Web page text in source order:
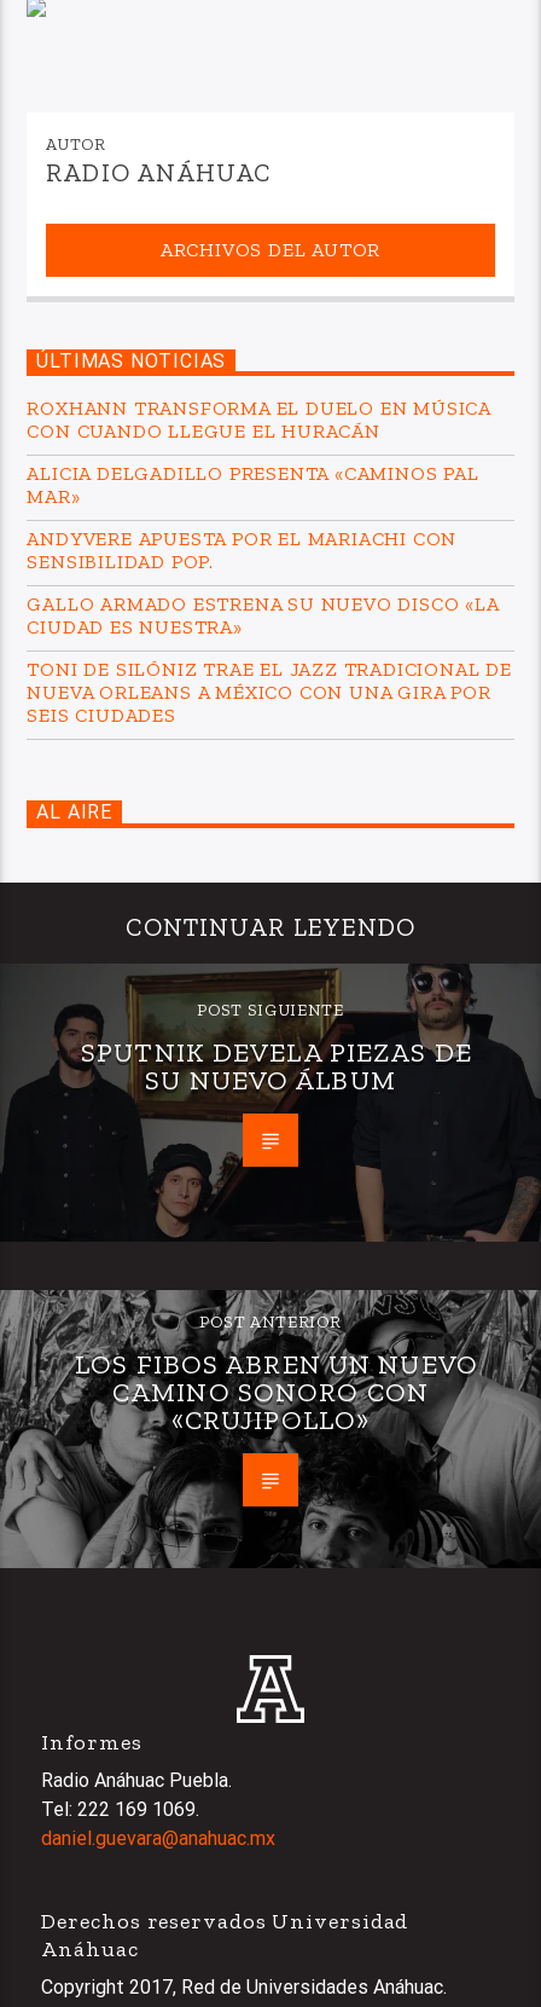
AUTOR
RADIO ANÁHUAC
ARCHIVOS DEL AUTOR
ÚLTIMAS NOTICIAS
ROXHANN TRANSFORMA EL DUELO EN MÚSICA
CON CUANDO LLEGUE EL HURACÁN
ALICIA DELGADILLO PRESENTA «CAMINOS PAL
MAR»
ANDYVERE APUESTA POR EL MARIACHI CON
SENSIBILIDAD POP.
GALLO ARMADO ESTRENA SU NUEVO DISCO «LA
CIUDAD ES NUESTRA»
TONI DE SILÓNIZ TRAE EL JAZZ TRADICIONAL DE
NUEVA ORLEANS A MÉXICO CON UNA GIRA POR
SEIS CIUDADES
AL AIRE
CONTINUAR LEYENDO
POST SIGUIENTE
SPUTNIK DEVELA PIEZAS DE
SU NUEVO ÁLBUM
POST ANTERIOR
LOS FIBOS ABREN UN NUEVO
CAMINO SONORO CON
«CRUJIPOLLO»
Informes
Radio Anáhuac Puebla.
Tel: 222 169 1069.
daniel.guevara@anahuac.mx
Derechos reservados Universidad
Anáhuac
Copyright 2017, Red de Universidades Anáhuac.